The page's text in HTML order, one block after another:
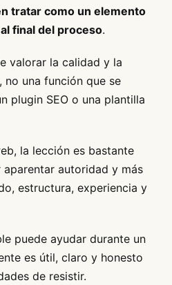
tratar como un elemento
final del proceso.
valorar la calidad y la
una función que se
plugin SEO o una plantilla
la lección es bastante
autoridad y más
estructura, experiencia y
puede ayudar durante un
es útil, claro y honesto
de resistir.